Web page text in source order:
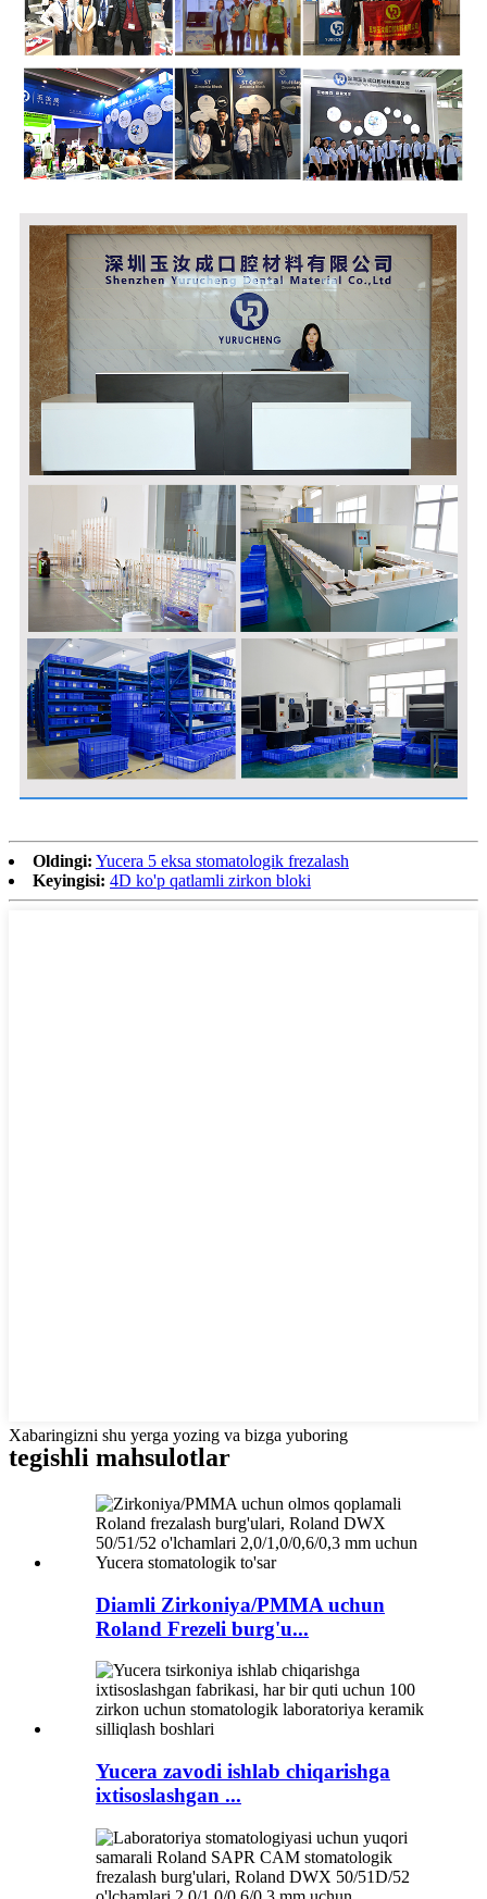
Oldingi: Yucera 5 eksa stomatologik frezalash
Keyingisi: 4D ko'p qatlamli zirkon bloki
Xabaringizni shu yerga yozing va bizga yuboring
tegishli mahsulotlar
Diamli Zirkoniya/PMMA uchun
Roland Frezeli burg'u...
Yucera zavodi ishlab chiqarishga
ixtisoslashgan ...